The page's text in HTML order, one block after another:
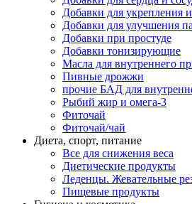
Добавки для укрепления
Добавки для улучшения
Добавки при простуде
Добавки тонизирующие
Масла для внутреннего
Пивные дрожжи
прочие БАД для
Рыбий жир и омега-3
Фиточай
Фиточай/чай
Диета, спорт, питание
Все для снижения веса
Диетические продукты
Леденцы. Жевательные
Пищевые продукты